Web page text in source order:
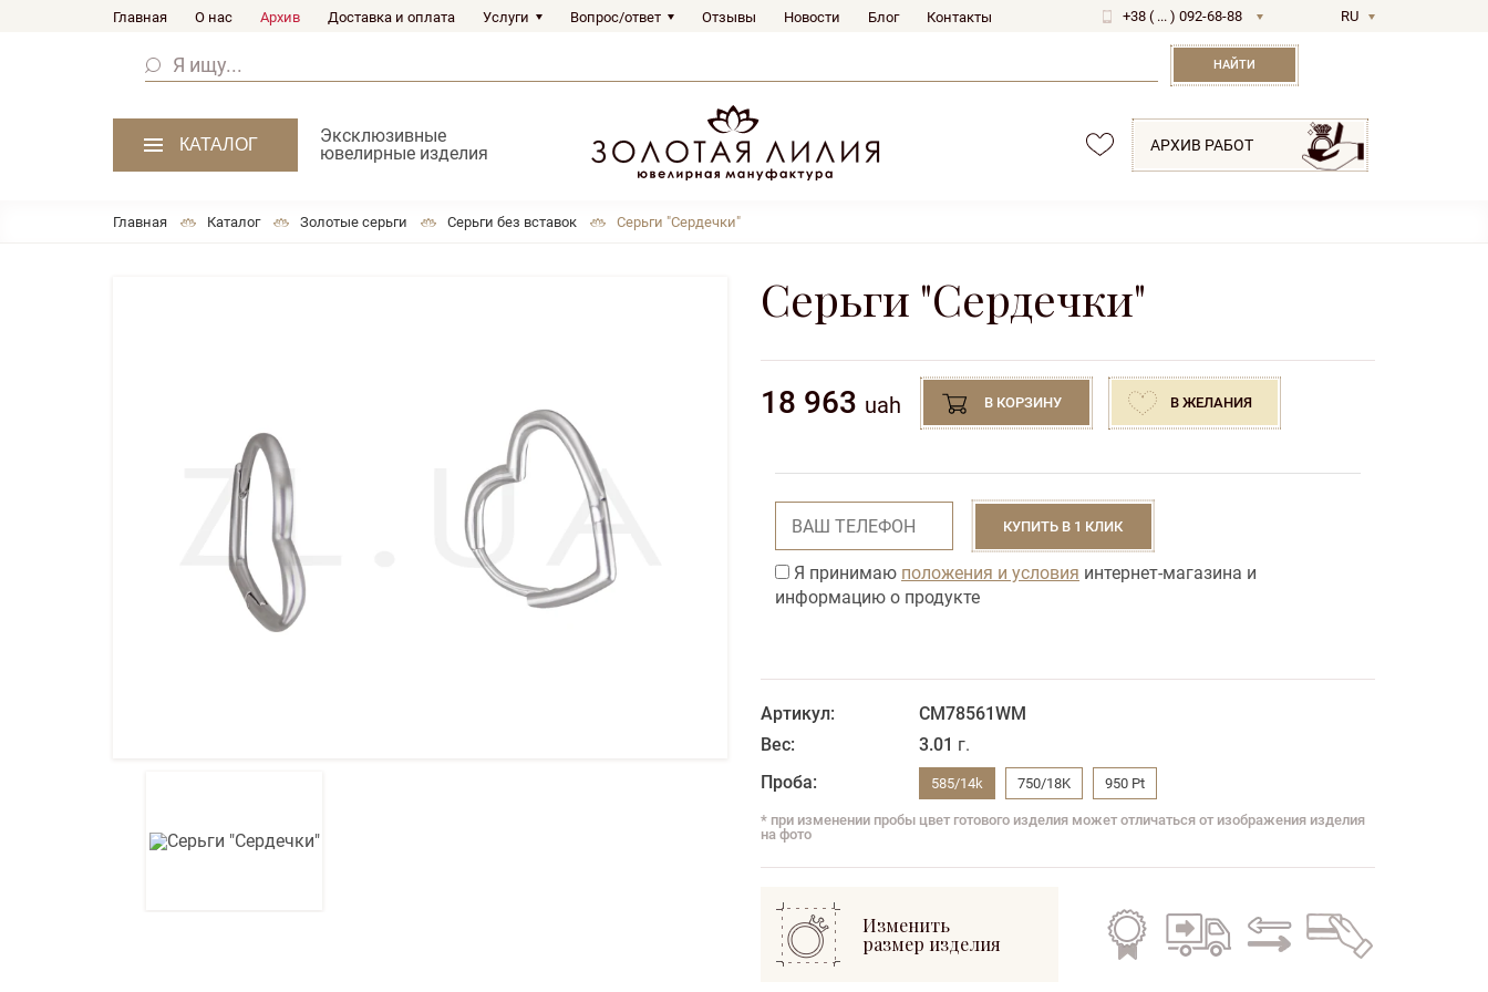
Главная О нас Архив Доставка и оплата Услуги Вопрос/ответ Отзывы Новости Блог Контакты +38 ( ... ) 092-68-88
RU
НАЙТИ
КАТАЛОГ
Эксклюзивные
ювелирные изделия
АРХИВ РАБОТ
Главная Каталог Золотые серьги Серьги без вставок Серьги "Сердечки"
Серьги "Сердечки"
18 963 uah В КОРЗИНУ В ЖЕЛАНИЯ
КУПИТЬ В 1 КЛИК
Я принимаю положения и условия интернет-магазина и
информацию о продукте
Артикул:
CM78561WM
Вес:
3.01 г.
Проба:
585/14k 750/18K 950 Pt
* при изменении пробы цвет готового изделия может отличаться от изображения изделия
на фото
Изменить
размер изделия
Гарантия
на все
изделия
Бесплатная
доставка
по всей
Обмен
старого
на
Кредит
на все
изделия